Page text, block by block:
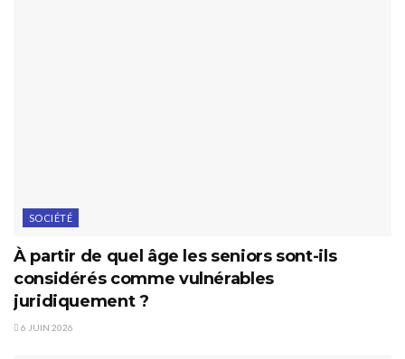
SOCIÉTÉ
À partir de quel âge les seniors sont-ils
considérés comme vulnérables
juridiquement ?
6 JUIN 2026